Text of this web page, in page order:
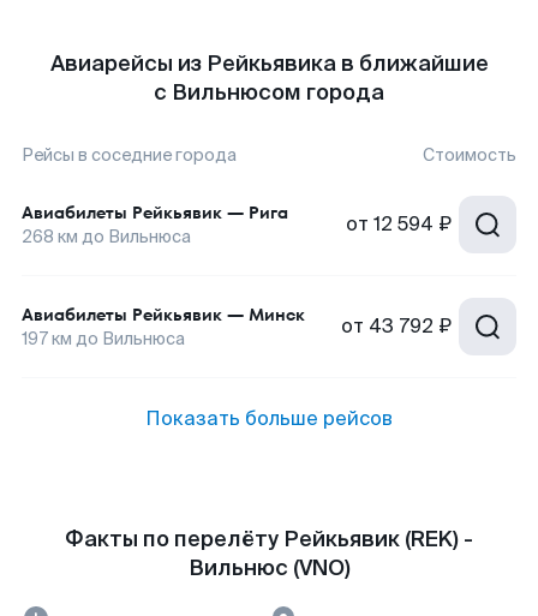
Авиарейсы из Рейкьявика в ближайшие
с Вильнюсом города
Рейсы в соседние города Стоимость
Авиабилеты Рейкьявик — Рига
268 км до Вильнюса от 12 594 ₽
Авиабилеты Рейкьявик — Минск
197км до Вильнюса от 43 792 ₽
Показать больше рейсов
Факты по перелёту Рейкьявик (REK) -
Вильнюс (VNO)